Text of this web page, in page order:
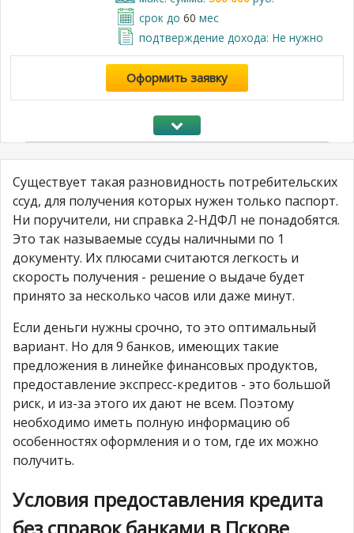
срок до 60 мес
подтверждение дохода: Не нужно
Оформить заявку
Существует такая разновидность потребительских
ссуд, для получения которых нужен только паспорт.
Ни поручители, ни справка 2-НДФЛ не понадобятся.
Это так называемые ссуды наличными по 1
документу. Их плюсами считаются легкость и
скорость получения - решение о выдаче будет
принято за несколько часов или даже минут.
Если деньги нужны срочно, то это оптимальный
вариант. Но для 9 банков, имеющих такие
предложения в линейке финансовых продуктов,
предоставление экспресс-кредитов - это большой
риск, и из-за этого их дают не всем. Поэтому
необходимо иметь полную информацию об
особенностях оформления и о том, где их можно
получить.
Условия предоставления кредита
без справок банками в Пскове